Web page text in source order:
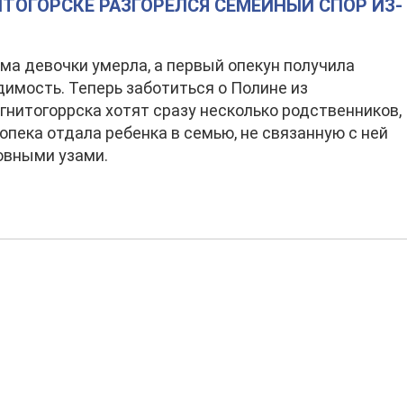
РАЗГОРЕЛСЯ СЕМЕЙНЫЙ СПОР ИЗ-
девочки умерла, а первый опекун получила
Теперь заботиться о Полине из
хотят сразу несколько родственников,
отдала ребенка в семью, не связанную с ней
узами.